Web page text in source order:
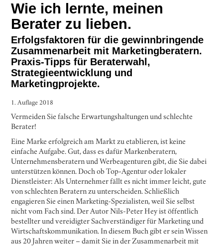
Wie ich lernte, meinen
Berater zu lieben.
Erfolgsfaktoren für die gewinnbringende
Zusammenarbeit mit Marketingberatern.
Praxis-Tipps für Beraterwahl,
Strategieentwicklung und
Marketingprojekte.
1. Auflage 2018
Vermeiden Sie falsche Erwartungshaltungen und schlechte
Berater!
Eine Marke erfolgreich am Markt zu etablieren, ist keine
einfache Aufgabe. Gut, dass es dafür Markenberatern,
Unternehmensberatern und Werbeagenturen gibt, die Sie dabei
unterstützen können. Doch ob Top-Agentur oder lokaler
Dienstleister: Als Unternehmer fällt es nicht immer leicht, gute
von schlechten Beratern zu unterscheiden. Schließlich
engagieren Sie einen Marketing-Spezialisten, weil Sie selbst
nicht vom Fach sind. Der Autor Nils-Peter Hey ist öffentlich
bestellter und vereidigter Sachverständiger für Marketing und
Wirtschaftskommunikation. In diesem Buch gibt er sein Wissen
aus 20 Jahren weiter – damit Sie in der Zusammenarbeit mit